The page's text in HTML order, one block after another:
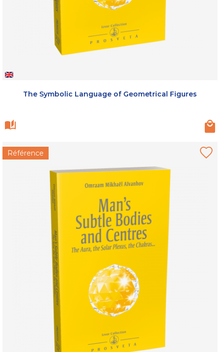
The Symbolic Language of Geometrical Figures
Référence